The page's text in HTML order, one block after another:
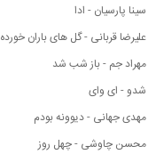
سینا پارسیان - ادا
علیرضا قربانی - گل های باران خورده
مهراد جم - باز شب شد
شدو - ای وای
مهدی جهانی - دیوونه بودم
محسن چاوشی - چهل روز